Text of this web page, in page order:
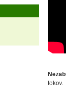
tokov.